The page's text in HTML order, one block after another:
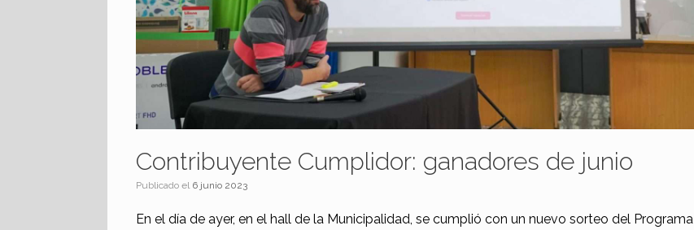
Contribuyente Cumplidor: ganadores de junio
Publicado el 6 junio 2023
En el día de ayer, en el hall de la Municipalidad, se cumplió con un nuevo sorteo del Programa